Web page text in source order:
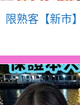
限熟客【新市